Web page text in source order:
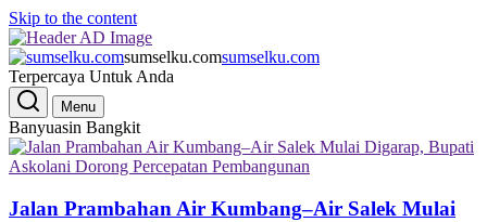
Skip to the content
sumselku.comsumselku.com
Terpercaya Untuk Anda
Menu
Banyuasin Bangkit
Jalan Prambahan Air Kumbang–Air Salek Mulai